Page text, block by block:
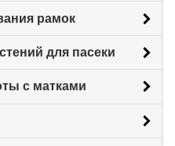
рамок
для пасеки
с матками